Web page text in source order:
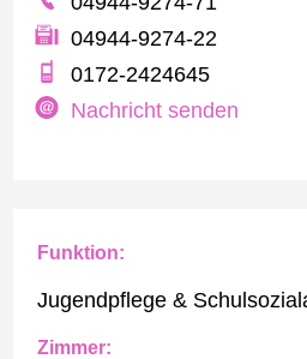
04944-9274-22
0172-2424645
Nachricht senden
Funktion:
Jugendpflege &
Zimmer: